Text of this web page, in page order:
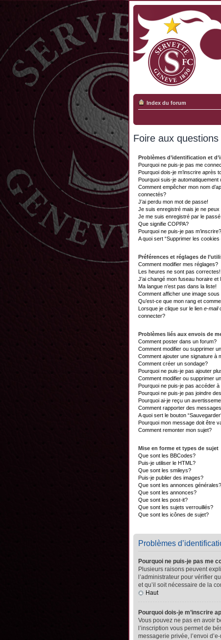
Index du forum
Foire aux
Problèmes d’identification et
Pourquoi ne puis-je pas me
Pourquoi dois-je m’inscrire après
Pourquoi suis-je automatiquement
Comment empêcher mon nom
connectés?
J’ai perdu mon mot de passe!
Je suis enregistré mais je ne
Je me suis enregistré par le
Que signifie COPPA?
Pourquoi ne puis-je pas m’inscrire?
A quoi sert “Supprimer les cookies
Préférences et réglages de
Comment modifier mes réglages?
Les heures ne sont pas correctes!
J’ai changé mon fuseau horaire
Ma langue n’est pas dans la liste!
Comment afficher une image sous
Qu’est-ce que mon rang et
Lorsque je clique sur le lien e-mail
connecter?
Problèmes liés aux envois de
Comment poster dans un forum?
Comment modifier ou supprimer
Comment ajouter une signature à
Comment créer un sondage?
Pourquoi ne puis-je pas ajouter
Comment modifier ou supprimer
Pourquoi ne puis-je pas accéder à
Pourquoi ne puis-je pas joindre
Pourquoi ai-je reçu un
Comment rapporter des
A quoi sert le bouton
Pourquoi mon message doit être
Comment remonter mon sujet?
Mise en forme et types de sujet
Que sont les BBCodes?
Puis-je utiliser le HTML?
Que sont les smileys?
Puis-je publier des images?
Que sont les annonces générales?
Que sont les annonces?
Que sont les post-it?
Que sont les sujets verrouillés?
Que sont les icônes de sujet?
Problèmes
Pourquoi ne puis-je pas me
Plusieurs raisons peuvent
l’administrateur pour vérifier
et qu’il soit nécessaire de la
Haut
Pourquoi dois-je m’inscrire
Vous pouvez ne pas en avoir
l’inscription vous permet de
messagerie privée, l’envoi